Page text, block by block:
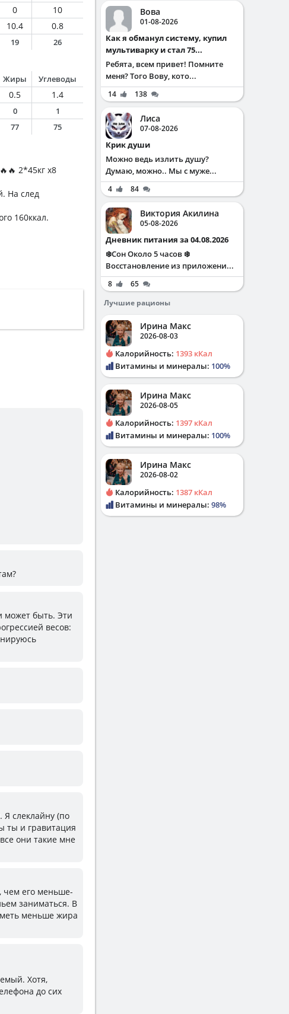
0
10
10.4
0.8
19 26
Жиры Углеводы
0.5
1.4
0 1
77 75
2*45кг х8
На след
160ккал.
может быть. Эти
весов:
Я слеклайну (по
ты и гравитация
они такие мне
чем его меньше-
заниматься. В
меньше жира
Хотя,
до сих
Вова
01-08-2026
Как я обманул систему, купил
мультиварку и стал 75...
Ребята, всем привет! Помните
меня? Того Вову, кото...
14 138
Лиса
07-08-2026
Крик души
Можно ведь излить душу?
Думаю, можно.. Мы с муже...
4 84
Виктория Акилина
05-08-2026
Дневник питания за 04.08.2026
❄️Сон Около 5 часов ❄️
Восстановление из приложени...
8
65
Лучшие рационы
Ирина Макс
2026-08-03
Калорийность: 1393 кКал
Витамины и минералы: 100%
Ирина Макс
2026-08-05
Калорийность: 1397 кКал
Витамины и минералы: 100%
Ирина Макс
2026-08-02
Калорийность: 1387 кКал
Витамины и минералы: 98%